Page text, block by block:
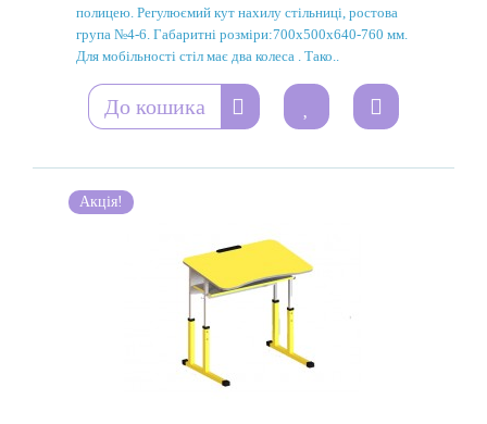
полицею. Регулюємий кут нахилу стільниці, ростова
група №4-6. Габаритні розміри:700х500х640-760 мм.
Для мобільності стіл має два колеса . Тако..
До кошика
Акція!